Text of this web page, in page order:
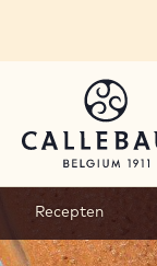
Recepten